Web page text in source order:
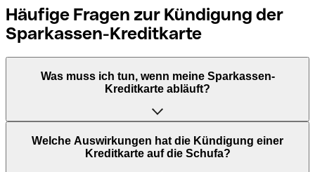
Häufige Fragen zur Kündigung der
Sparkassen-Kreditkarte
Was muss ich tun, wenn meine Sparkassen-
Kreditkarte abläuft?
Wenn Ihre Sparkassen-Kreditkarte abläuft, erhalten Sie in
der Regel automatisch eine neue Karte zugeschickt.
Welche Auswirkungen hat die Kündigung einer
Kreditkarte auf die Schufa?